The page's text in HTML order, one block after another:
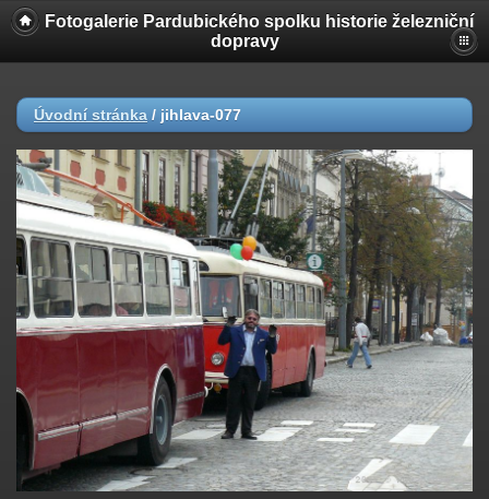
Fotogalerie Pardubického spolku historie železniční
dopravy
Úvodní stránka / jihlava-077